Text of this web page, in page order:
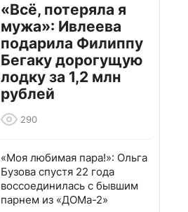
«Всё, потеряла я
мужа»: Ивлеева
подарила Филиппу
Бегаку дорогущую
лодку за 1,2 млн
рублей
290
«Моя любимая пара!»: Ольга
Бузова спустя 22 года
воссоединилась с бывшим
парнем из «ДОМа-2»